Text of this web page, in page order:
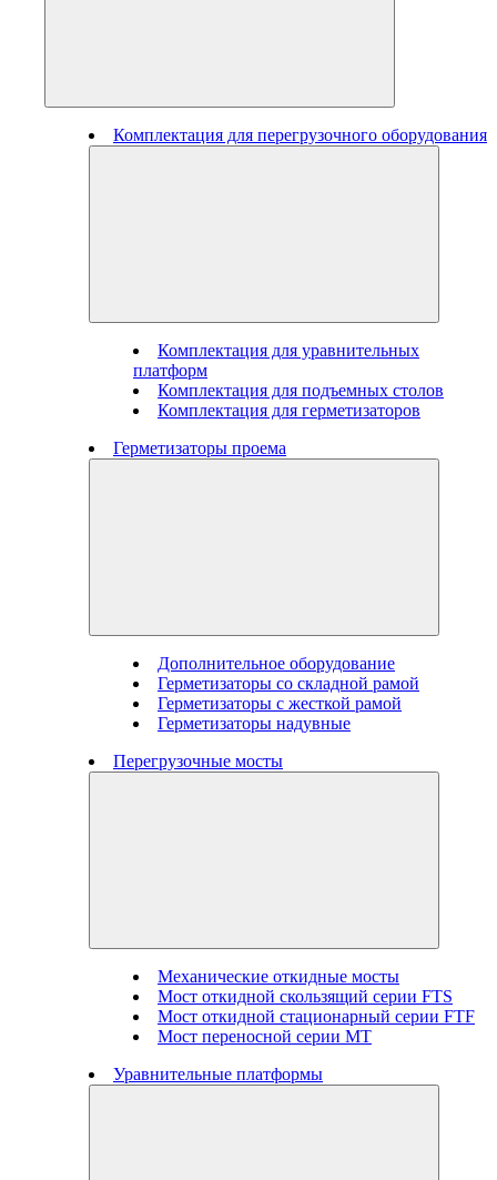
Комплектация для перегрузочного оборудования
Комплектация для уравнительных
платформ
Комплектация для подъемных столов
Комплектация для герметизаторов
Герметизаторы проема
Дополнительное оборудование
Герметизаторы со складной рамой
Герметизаторы с жесткой рамой
Герметизаторы надувные
Перегрузочные мосты
Механические откидные мосты
Мост откидной скользящий серии FTS
Мост откидной стационарный серии FTF
Мост переносной серии MT
Уравнительные платформы